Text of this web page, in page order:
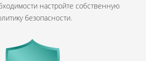
настройте собственную
безопасности.